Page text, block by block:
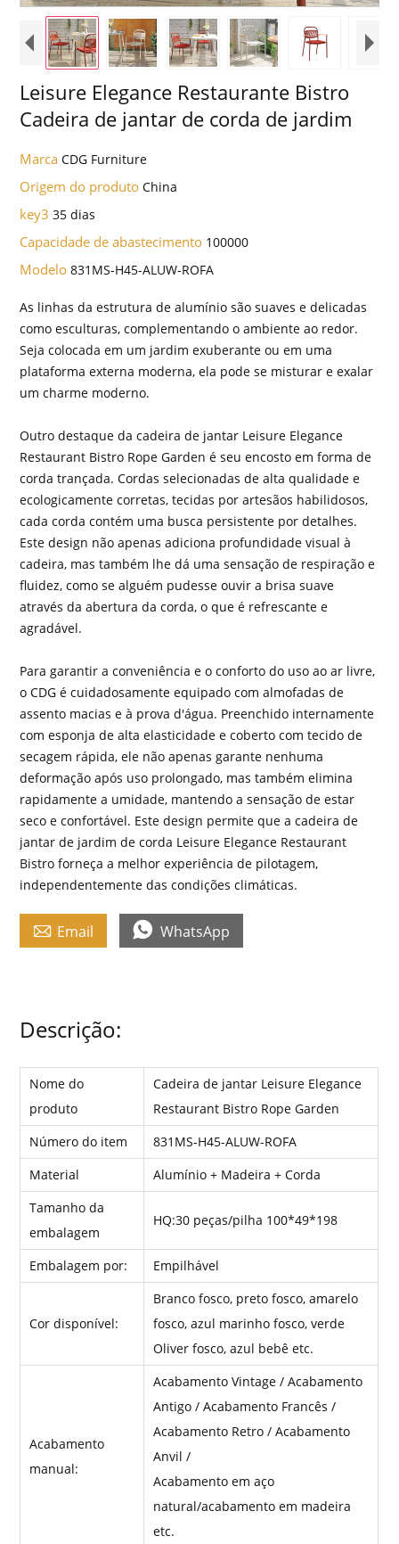
Leisure Elegance Restaurante Bistro
Cadeira de jantar de corda de jardim
MarcaCDG Furniture
Origem do produtoChina
key335 dias
Capacidade de abastecimento 100000
Modelo831MS-H45-ALUW-ROFA
As linhas da estrutura de alumínio são suaves e delicadas
como esculturas, complementando o ambiente ao redor.
Seja colocada em um jardim exuberante ou em uma
plataforma externa moderna, ela pode se misturar e exalar
um charme moderno.
Outro destaque da cadeira de jantar Leisure Elegance
Restaurant Bistro Rope Garden é seu encosto em forma de
corda trançada. Cordas selecionadas de alta qualidade e
ecologicamente corretas, tecidas por artesãos habilidosos,
cada corda contém uma busca persistente por detalhes.
Este design não apenas adiciona profundidade visual à
cadeira, mas também lhe dá uma sensação de respiração e
fluidez, como se alguém pudesse ouvir a brisa suave
através da abertura da corda, o que é refrescante e
agradável.
Para garantir a conveniência e o conforto do uso ao ar livre,
o CDG é cuidadosamente equipado com almofadas de
assento macias e à prova d'água. Preenchido internamente
com esponja de alta elasticidade e coberto com tecido de
secagem rápida, ele não apenas garante nenhuma
deformação após uso prolongado, mas também elimina
rapidamente a umidade, mantendo a sensação de estar
seco e confortável. Este design permite que a cadeira de
jantar de jardim de corda Leisure Elegance Restaurant
Bistro forneça a melhor experiência de pilotagem,
independentemente das condições climáticas.
 Email  WhatsApp
Descrição:
Nome do
produto
Cadeira de jantar Leisure Elegance
Restaurant Bistro Rope Garden
Número do item
831MS-H45-ALUW-ROFA
Material
Alumínio + Madeira + Corda
Tamanho da
embalagem
HQ:30 peças/pilha 100*49*198
Embalagem por: Empilhável
Cor disponível:
Branco fosco, preto fosco, amarelo
fosco, azul marinho fosco, verde
Oliver fosco, azul bebê etc.
Acabamento
manual:
Acabamento Vintage / Acabamento
Antigo / Acabamento Francês /
Acabamento Retro / Acabamento
Anvil /
Acabamento em aço
natural/acabamento em madeira
etc.